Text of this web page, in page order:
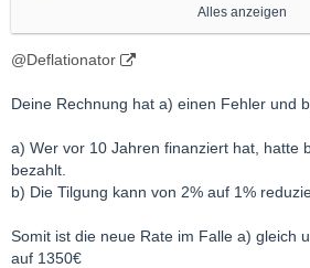
- Vollbeschäftigung
- Inflation niedrig
- Banken willig
- kaum Insolvenzen/ZV
- Aktien und sonstige Assets mit
Vermögen)
kleinere Sterbejahrgänge wegen 2.WK)
- Corona sperrt Leute zwei Jahre zu
Alles anzeigen
@Deflationator
Deine Rechnung hat a) einen Fehler und
a) Wer vor 10 Jahren finanziert hat, hatte
bezahlt.
b) Die Tilgung kann von 2% auf 1%
Somit ist die neue Rate im Falle a) gleich
auf 1350€